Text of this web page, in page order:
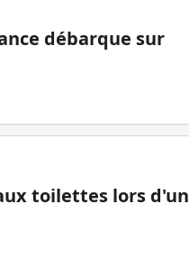
débarque sur
toilettes lors d'un